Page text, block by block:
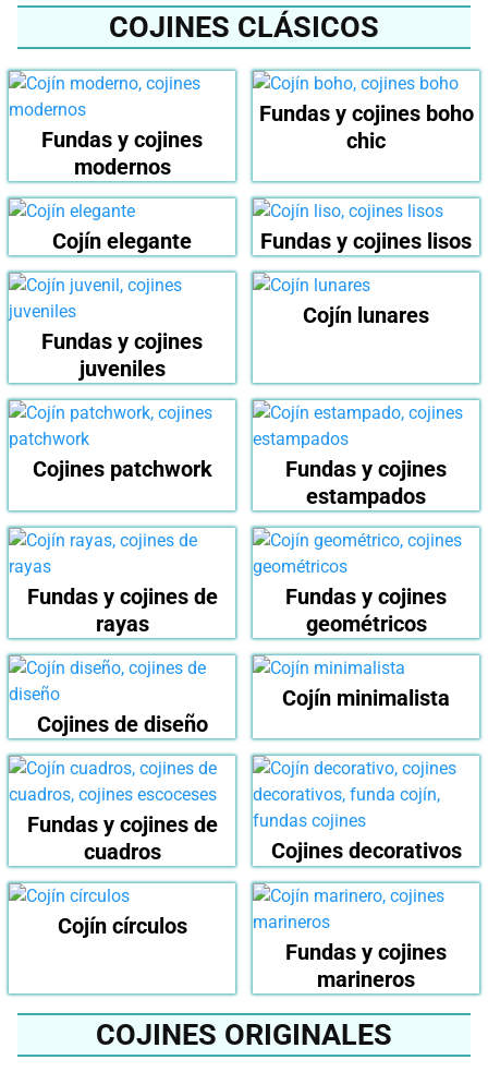
COJINES CLÁSICOS
Fundas y cojines
modernos
Fundas y cojines boho
chic
Cojín elegante Fundas y cojines lisos
Fundas y cojines
juveniles
Cojín lunares
Cojines patchwork
Fundas y cojines
estampados
Fundas y cojines de
rayas
Fundas y cojines
geométricos
Cojines de diseño
Cojín minimalista
Fundas y cojines de
cuadros
Cojines decorativos
Cojín círculos
Fundas y cojines
marineros
COJINES ORIGINALES